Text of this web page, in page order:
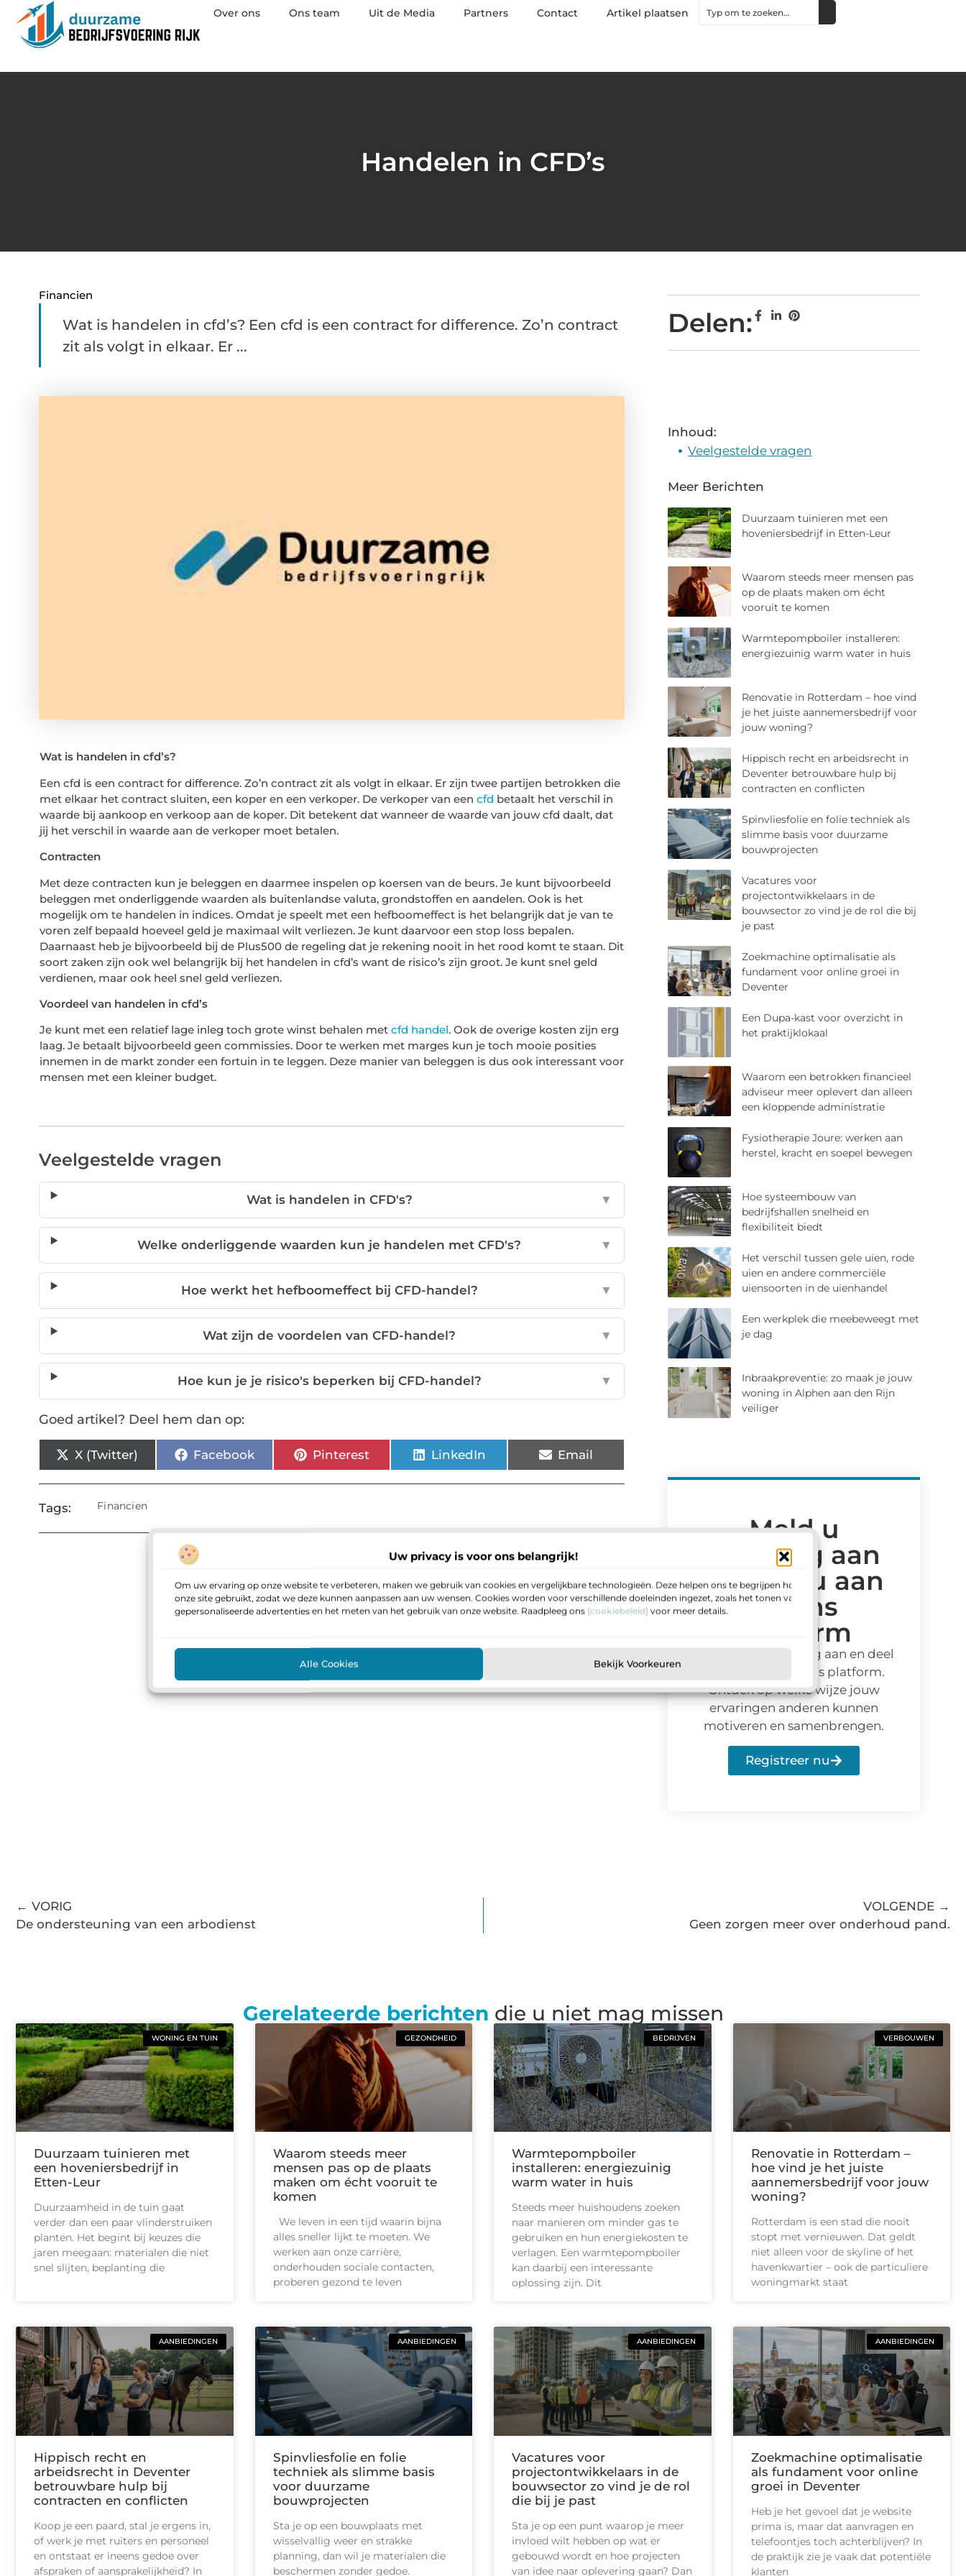
Uw privacy is voor ons belangrijk!
Om uw ervaring op onze website te verbeteren, maken we gebruik van cookies en vergelijkbare technologieën. Deze helpen ons te begrijpen hoe u
onze site gebruikt, zodat we deze kunnen aanpassen aan uw wensen. Cookies worden voor verschillende doeleinden ingezet, zoals het tonen van
gepersonaliseerde advertenties en het meten van het gebruik van onze website. Raadpleeg ons [cookiebeleid] voor meer details.
Alle Cookies Bekijk Voorkeuren
Over ons Ons team Uit de Media Partners Contact Artikel plaatsen
Handelen in CFD’s
Financien
Wat is handelen in cfd’s? Een cfd is een contract for difference. Zo’n contract
zit als volgt in elkaar. Er ...
Wat is handelen in cfd’s?
Een cfd is een contract for difference. Zo’n contract zit als volgt in elkaar. Er zijn twee partijen betrokken die
met elkaar het contract sluiten, een koper en een verkoper. De verkoper van een cfd betaalt het verschil in
waarde bij aankoop en verkoop aan de koper. Dit betekent dat wanneer de waarde van jouw cfd daalt, dat
jij het verschil in waarde aan de verkoper moet betalen.
Contracten
Met deze contracten kun je beleggen en daarmee inspelen op koersen van de beurs. Je kunt bijvoorbeeld
beleggen met onderliggende waarden als buitenlandse valuta, grondstoffen en aandelen. Ook is het
mogelijk om te handelen in indices. Omdat je speelt met een hefboomeffect is het belangrijk dat je van te
voren zelf bepaald hoeveel geld je maximaal wilt verliezen. Je kunt daarvoor een stop loss bepalen.
Daarnaast heb je bijvoorbeeld bij de Plus500 de regeling dat je rekening nooit in het rood komt te staan. Dit
soort zaken zijn ook wel belangrijk bij het handelen in cfd’s want de risico’s zijn groot. Je kunt snel geld
verdienen, maar ook heel snel geld verliezen.
Voordeel van handelen in cfd’s
Je kunt met een relatief lage inleg toch grote winst behalen met cfd handel. Ook de overige kosten zijn erg
laag. Je betaalt bijvoorbeeld geen commissies. Door te werken met marges kun je toch mooie posities
innemen in de markt zonder een fortuin in te leggen. Deze manier van beleggen is dus ook interessant voor
mensen met een kleiner budget.
Veelgestelde vragen
Wat is handelen in CFD's? ▼
Welke onderliggende waarden kun je handelen met CFD's? ▼
Hoe werkt het hefboomeffect bij CFD-handel? ▼
Wat zijn de voordelen van CFD-handel? ▼
Hoe kun je je risico's beperken bij CFD-handel? ▼
Goed artikel? Deel hem dan op:
X (Twitter) Facebook Pinterest LinkedIn Email
Tags: Financien
Delen:
Inhoud:
Veelgestelde vragen
Meer Berichten
Duurzaam tuinieren met een
hoveniersbedrijf in Etten-Leur
Waarom steeds meer mensen pas
op de plaats maken om écht
vooruit te komen
Warmtepompboiler installeren:
energiezuinig warm water in huis
Renovatie in Rotterdam – hoe vind
je het juiste aannemersbedrijf voor
jouw woning?
Hippisch recht en arbeidsrecht in
Deventer betrouwbare hulp bij
contracten en conflicten
Spinvliesfolie en folie techniek als
slimme basis voor duurzame
bouwprojecten
Vacatures voor
projectontwikkelaars in de
bouwsector zo vind je de rol die bij
je past
Zoekmachine optimalisatie als
fundament voor online groei in
Deventer
Een Dupa-kast voor overzicht in
het praktijklokaal
Waarom een betrokken financieel
adviseur meer oplevert dan alleen
een kloppende administratie
Fysiotherapie Joure: werken aan
herstel, kracht en soepel bewegen
Hoe systeembouw van
bedrijfshallen snelheid en
flexibiliteit biedt
Het verschil tussen gele uien, rode
uien en andere commerciële
uiensoorten in de uienhandel
Een werkplek die meebeweegt met
je dag
Inbraakpreventie: zo maak je jouw
woning in Alphen aan den Rijn
veiliger
Meld u
vandaag aan
en sluit u aan
bij ons
platform
Meld je vandaag nog aan en deel
jouw verhaal op ons platform.
Ontdek op welke wijze jouw
ervaringen anderen kunnen
motiveren en samenbrengen.
Registreer nu
← VORIG
De ondersteuning van een arbodienst
VOLGENDE →
Geen zorgen meer over onderhoud pand.
Gerelateerde berichten die u niet mag missen
WONING EN TUIN
Duurzaam tuinieren met
een hoveniersbedrijf in
Etten-Leur
Duurzaamheid in de tuin gaat
verder dan een paar vlinderstruiken
planten. Het begint bij keuzes die
jaren meegaan: materialen die niet
snel slijten, beplanting die
GEZONDHEID
Waarom steeds meer
mensen pas op de plaats
maken om écht vooruit te
komen
We leven in een tijd waarin bijna
alles sneller lijkt te moeten. We
werken aan onze carrière,
onderhouden sociale contacten,
proberen gezond te leven
BEDRIJVEN
Warmtepompboiler
installeren: energiezuinig
warm water in huis
Steeds meer huishoudens zoeken
naar manieren om minder gas te
gebruiken en hun energiekosten te
verlagen. Een warmtepompboiler
kan daarbij een interessante
oplossing zijn. Dit
VERBOUWEN
Renovatie in Rotterdam –
hoe vind je het juiste
aannemersbedrijf voor jouw
woning?
Rotterdam is een stad die nooit
stopt met vernieuwen. Dat geldt
niet alleen voor de skyline of het
havenkwartier – ook de particuliere
woningmarkt staat
AANBIEDINGEN
Hippisch recht en
arbeidsrecht in Deventer
betrouwbare hulp bij
contracten en conflicten
Koop je een paard, stal je ergens in,
of werk je met ruiters en personeel
en ontstaat er ineens gedoe over
afspraken of aansprakelijkheid? In
AANBIEDINGEN
Spinvliesfolie en folie
techniek als slimme basis
voor duurzame
bouwprojecten
Sta je op een bouwplaats met
wisselvallig weer en strakke
planning, dan wil je materialen die
beschermen zonder gedoe.
AANBIEDINGEN
Vacatures voor
projectontwikkelaars in de
bouwsector zo vind je de rol
die bij je past
Sta je op een punt waarop je meer
invloed wilt hebben op wat er
gebouwd wordt en hoe projecten
van idee naar oplevering gaan? Dan
AANBIEDINGEN
Zoekmachine optimalisatie
als fundament voor online
groei in Deventer
Heb je het gevoel dat je website
prima is, maar dat aanvragen en
telefoontjes toch achterblijven? In
de praktijk zie je vaak dat potentiële
klanten